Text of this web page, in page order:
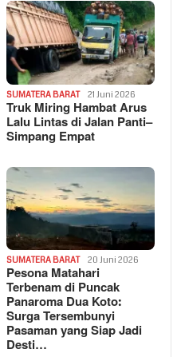
SUMATERA BARAT 21 Juni 2026
Truk Miring Hambat Arus
Lalu Lintas di Jalan Panti–
Simpang Empat
SUMATERA BARAT 20 Juni 2026
Pesona Matahari
Terbenam di Puncak
Panaroma Dua Koto:
Surga Tersembunyi
Pasaman yang Siap Jadi
Desti…